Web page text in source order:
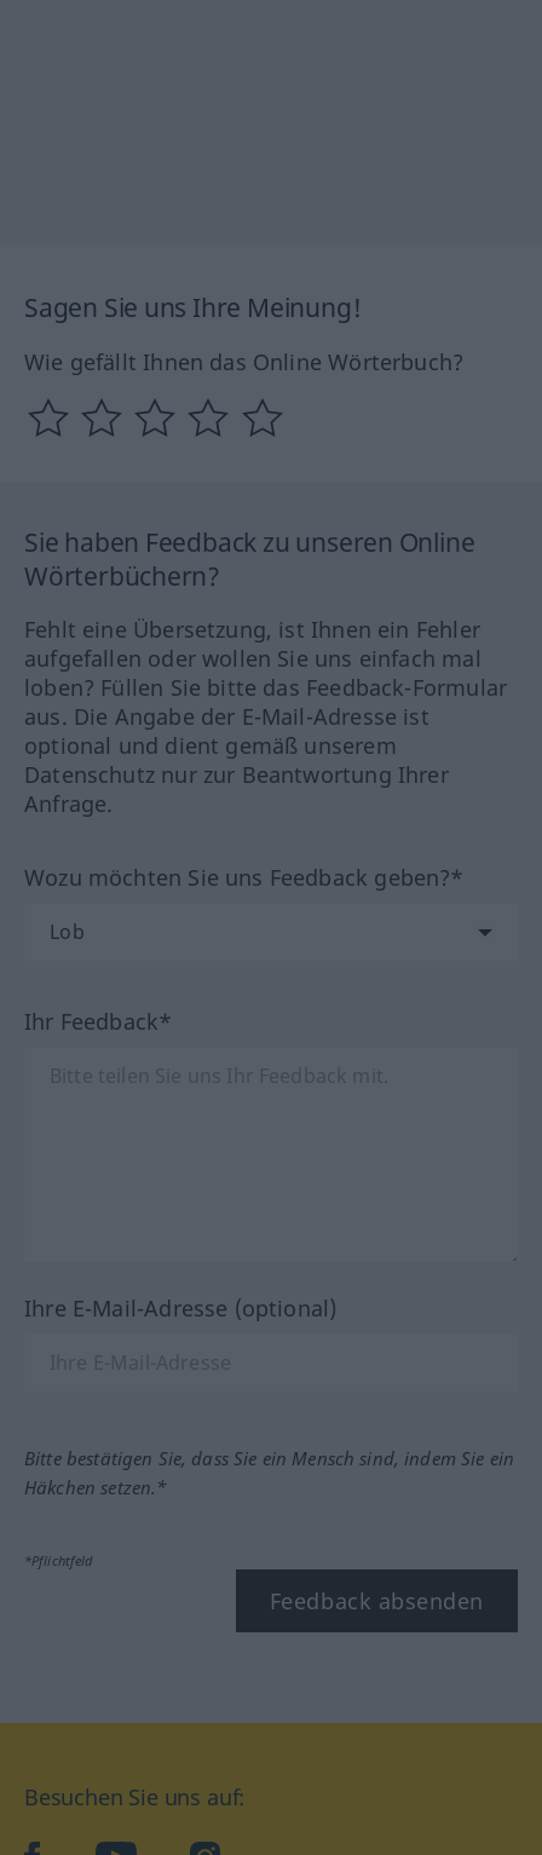
Sagen Sie uns Ihre Meinung!
Wie gefällt Ihnen das Online Wörterbuch?
Sie haben Feedback zu unseren Online
Wörterbüchern?
Fehlt eine Übersetzung, ist Ihnen ein Fehler
aufgefallen oder wollen Sie uns einfach mal
loben? Füllen Sie bitte das Feedback-Formular
aus. Die Angabe der E-Mail-Adresse ist
optional und dient gemäß unserem
Datenschutz nur zur Beantwortung Ihrer
Anfrage.
Wozu möchten Sie uns Feedback geben?*
Ihr Feedback*
Ihre E-Mail-Adresse (optional)
Bitte bestätigen Sie, dass Sie ein Mensch sind, indem Sie ein
Häkchen setzen.*
*Pflichtfeld
Feedback absenden
Besuchen Sie uns auf: